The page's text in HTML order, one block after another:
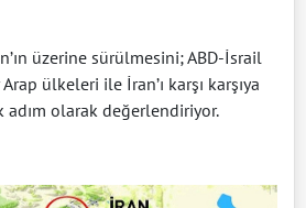
üzerine sürülmesini; ABD-İsrail
ülkeleri ile İran’ı karşı karşıya
adım olarak değerlendiriyor.